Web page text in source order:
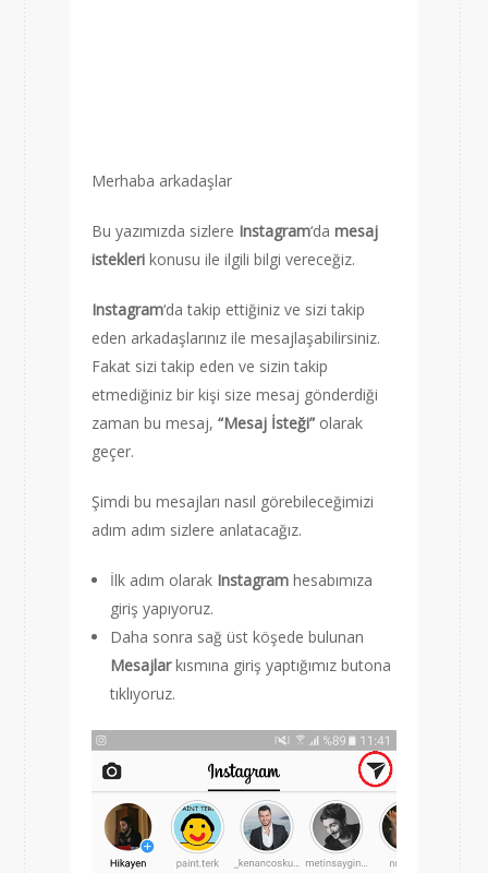
Merhaba arkadaşlar
Bu yazımızda sizlere Instagram‘da mesaj
istekleri konusu ile ilgili bilgi vereceğiz.
Instagram‘da takip ettiğiniz ve sizi takip
eden arkadaşlarınız ile mesajlaşabilirsiniz.
Fakat sizi takip eden ve sizin takip
etmediğiniz bir kişi size mesaj gönderdiği
zaman bu mesaj, “Mesaj İsteği” olarak
geçer.
Şimdi bu mesajları nasıl görebileceğimizi
adım adım sizlere anlatacağız.
İlk adım olarak Instagram hesabımıza
giriş yapıyoruz.
Daha sonra sağ üst köşede bulunan
Mesajlarkısmına giriş yaptığımız butona
tıklıyoruz.